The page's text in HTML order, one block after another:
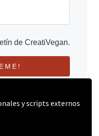
y scripts externos
de CreatiVegan.